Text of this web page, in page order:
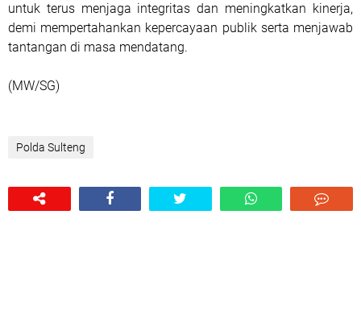
untuk terus menjaga integritas dan meningkatkan kinerja,
demi mempertahankan kepercayaan publik serta menjawab
tantangan di masa mendatang.
(MW/SG)
Polda Sulteng